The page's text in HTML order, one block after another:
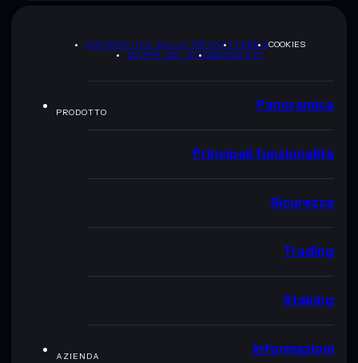
INFORMATIVA SULLA PRIVACYTERMSCOOKIES
MAPPA DEL SITOBRAND KIT
PRODOTTO Panoramica
Principali funzionalità
Sicurezza
Trading
Staking
AZIENDA Informazioni